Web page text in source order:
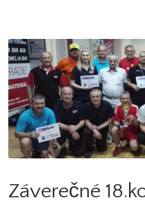
Aktuality,Bowlingové ligy,
Záverečné